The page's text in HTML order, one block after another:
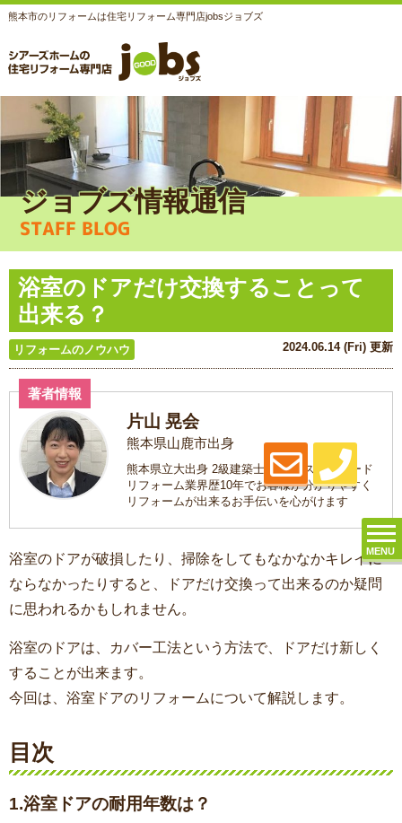
熊本市のリフォームは住宅リフォーム専門店jobsジョブズ
MENU
ジョブズ情報通信
STAFF BLOG
浴室のドアだけ交換することって
出来る？
リフォームのノウハウ 2024.06.14 (Fri) 更新
著者情報
片山 晃会
熊本県山鹿市出身
熊本県立大出身 2級建築士 趣味はスノーボード
リフォーム業界歴10年でお客様が分かりやすく
リフォームが出来るお手伝いを心がけます
浴室のドアが破損したり、掃除をしてもなかなかキレイに
ならなかったりすると、ドアだけ交換って出来るのか疑問
に思われるかもしれません。
浴室のドアは、カバー工法という方法で、ドアだけ新しく
することが出来ます。
今回は、浴室ドアのリフォームについて解説します。
目次
1.浴室ドアの耐用年数は？